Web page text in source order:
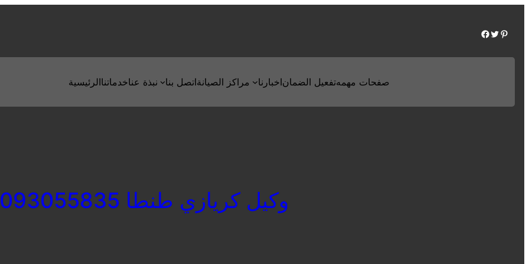
Facebook Twitter Pinterest
الرئيسيةخدماتنانبذة عنا اتصل بنامراكز الصيانة اخبارناتفعيل الضمانصفحات مهمه
وكيل كريازي طنطا 01093055835